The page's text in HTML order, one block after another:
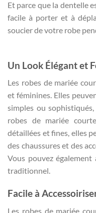
Et parce que la dentelle
facile à porter et à
soucier de votre robe
Un Look Élégant et
Les robes de mariée
et féminines. Elles
simples ou
robes de mariée
détaillées et fines, elles
des chaussures et des
Vous pouvez
traditionnel.
Facile à
Les robes de mariée